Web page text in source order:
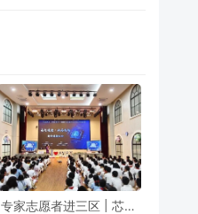
专家志愿者进三区 | 芯火